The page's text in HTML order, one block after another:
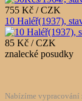
755 Kč / CZK
10 Haléř(1937),
85 Kč / CZK
znalecké posudky
Nabízíme